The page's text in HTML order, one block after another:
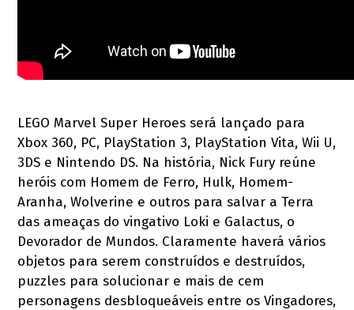
LEGO Marvel Super Heroes será lançado para
Xbox 360, PC, PlayStation 3, PlayStation Vita, Wii U,
3DS e Nintendo DS. Na história, Nick Fury reúne
heróis com Homem de Ferro, Hulk, Homem-
Aranha, Wolverine e outros para salvar a Terra
das ameaças do vingativo Loki e Galactus, o
Devorador de Mundos. Claramente haverá vários
objetos para serem construídos e destruídos,
puzzles para solucionar e mais de cem
personagens desbloqueáveis entre os Vingadores,